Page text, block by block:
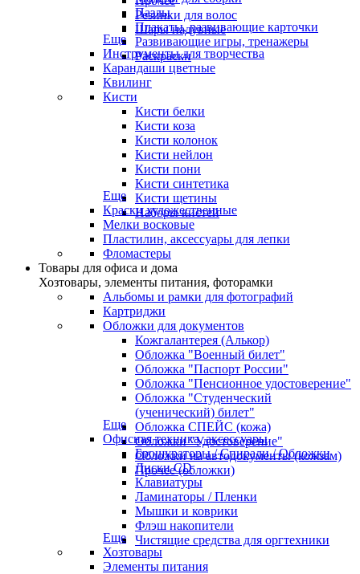
Резинки для волос
Шары надувные
Пазлы
Плакаты, развивающие карточки
Развивающие игры, тренажеры
Раскраски
Еще
Инструменты для творчества
Карандаши цветные
Квилинг
Кисти
Кисти белки
Кисти коза
Кисти колонок
Кисти нейлон
Кисти пони
Кисти синтетика
Кисти щетины
Наборы кистей
Еще
Краски художественные
Мелки восковые
Пластилин, аксессуары для лепки
Фломастеры
Товары для офиса и дома
Хозтовары, элементы питания, фоторамки
Альбомы и рамки для фотографий
Картриджи
Обложки для документов
Кожгалантерея (Алькор)
Обложка "Военный билет"
Обложка "Паспорт России"
Обложка "Пенсионное удостоверение"
Обложка "Студенческий
(ученический) билет"
Обложка СПЕЙС (кожа)
Обложки "Удостоверение"
Обложки на автодокументы (кожзам)
Прочее (обложки)
Еще
Офисная техника, аксессуары
Брошураторы / Спирали / Обложки
Диски CD
Клавиатуры
Ламинаторы / Пленки
Мышки и коврики
Флэш накопители
Чистящие средства для оргтехники
Еще
Хозтовары
Элементы питания